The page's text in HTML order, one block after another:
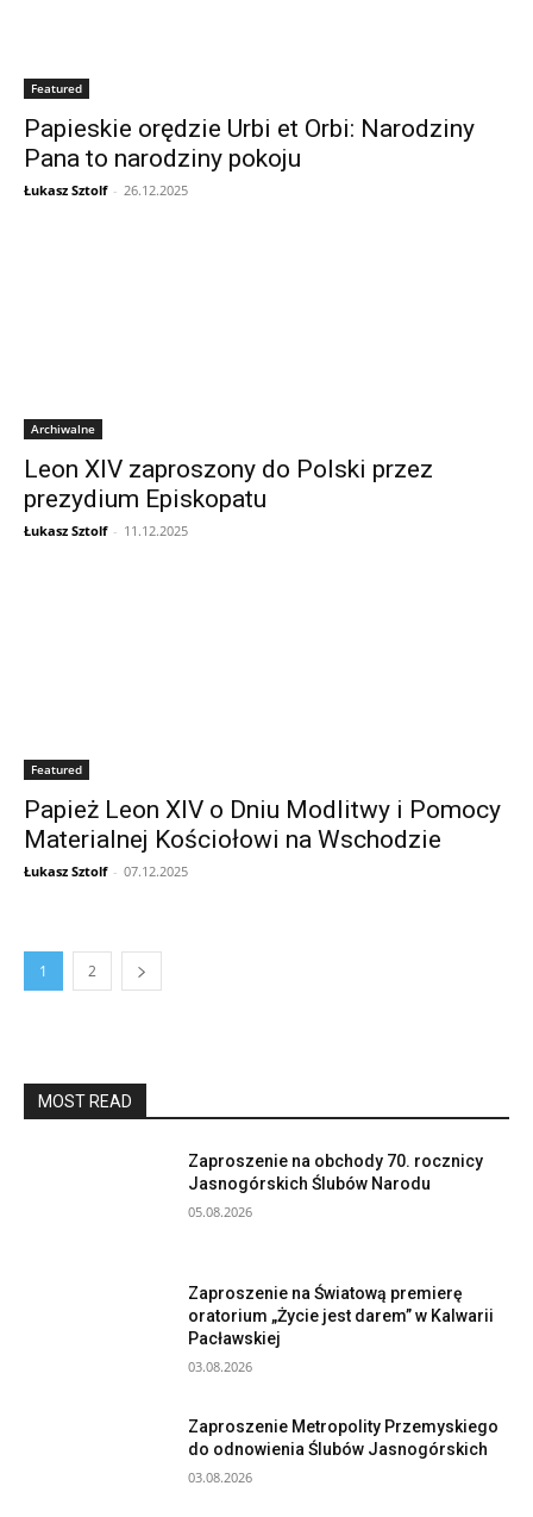
Featured
Papieskie orędzie Urbi et Orbi: Narodziny
Pana to narodziny pokoju
Łukasz Sztolf - 26.12.2025
Archiwalne
Leon XIV zaproszony do Polski przez
prezydium Episkopatu
Łukasz Sztolf - 11.12.2025
Featured
Papież Leon XIV o Dniu Modlitwy i Pomocy
Materialnej Kościołowi na Wschodzie
Łukasz Sztolf - 07.12.2025
1 2
MOST READ
Zaproszenie na obchody 70. rocznicy
Jasnogórskich Ślubów Narodu
05.08.2026
Zaproszenie na Światową premierę
oratorium „Życie jest darem” w Kalwarii
Pacławskiej
03.08.2026
Zaproszenie Metropolity Przemyskiego
do odnowienia Ślubów Jasnogórskich
03.08.2026